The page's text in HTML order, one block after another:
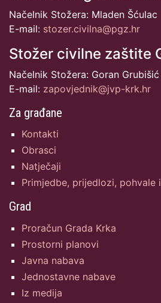
Načelnik Stožera: Mladen Šćulac
E-mail: stozer.civilna@pgz.hr
Stožer civilne zaštite
Načelnik Stožera: Goran Grubišić
E-mail: zapovjednik@jvp-krk.hr
Za građane
Kontakti
Obrasci
Natječaji
Primjedbe, prijedlozi, pohvale
Grad
Proračun Grada Krka
Prostorni planovi
Javna nabava
Jednostavne nabave
Iz medija